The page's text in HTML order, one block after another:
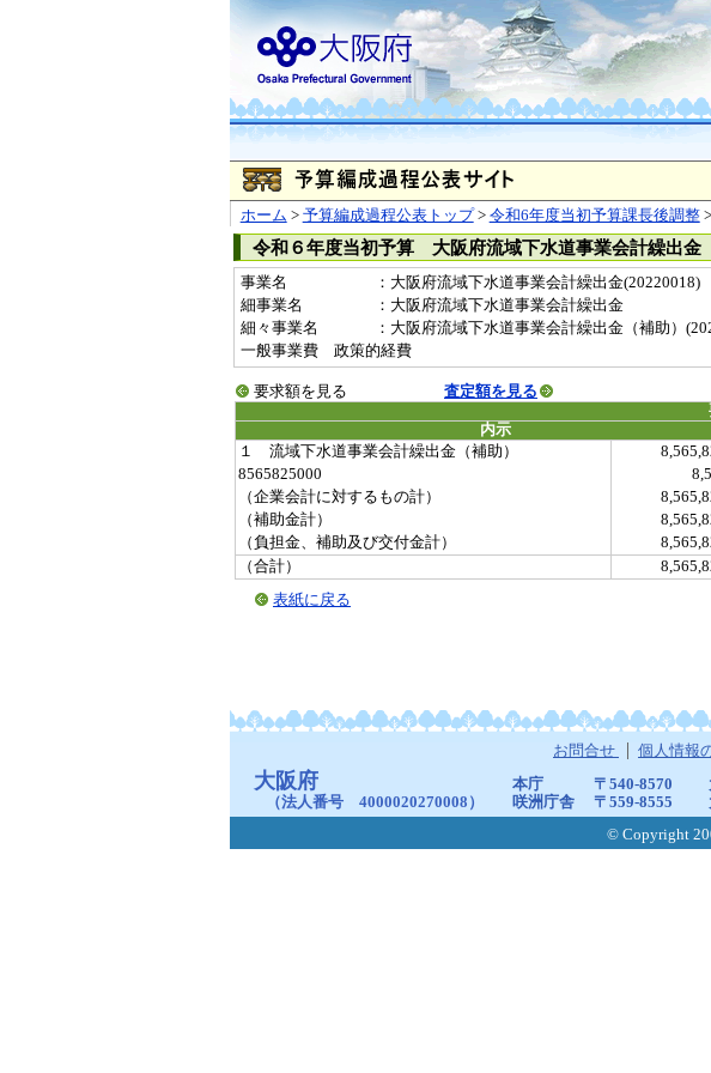
ホーム > 予算編成過程公表トップ> 令和6年度当初予算課長後調整>
令和６年度当初予算 大阪府流域下水道事業会計繰出金
事業名 ：大阪府流域下水道事業会計繰出金(20220018)
細事業名
：大阪府流域下水道事業会計繰出金
細々事業名
：大阪府流域下水道事業会計繰出金（補助）
一般事業費 政策的経費
要求額を見る 査定額を見る
内示
１ 流域下水道事業会計繰出金（補助）
8565825000
（企業会計に対するもの計）
（補助金計）
（負担金、補助及び交付金計）
（合計）
表紙に戻る
お問合せ 個人情報
大阪府
（法人番号 4000020270008）
本庁 〒540-8570
咲洲庁舎
〒559-8555
© Copyright